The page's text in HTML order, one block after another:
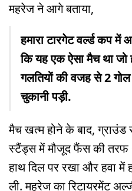
महरेज ने आगे बताया,
हमारा टारगेट वर्ल्ड कप
कि यह एक ऐसा मैच था जो
गलतियों की वजह से 2
चुकानी पड़ी.
मैच खत्म होने के बाद,
स्टैंड्स में मौजूद फैंस की तरफ
हाथ दिल पर रखा और हवा में
ली. महरेज का रिटायरमेंट